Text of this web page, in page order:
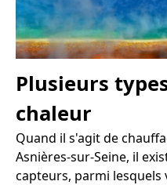
Plusieurs
chaleur
Quand il s'agit de
Asnières-sur-Seine, il
capteurs, parmi lesquels